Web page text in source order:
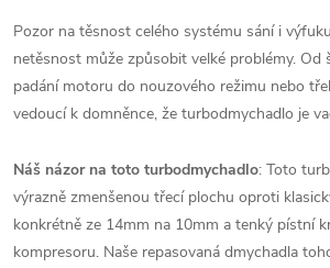
Pozor na těsnost celého systému sání i
netěsnost může způsobit velké problémy. Od
padání motoru do nouzového režimu nebo
vedoucí k domněnce, že turbodmychadlo je
Náš názor na toto turbodmychadlo: Toto
výrazně zmenšenou třecí plochu oproti
konkrétně ze 14mm na 10mm a tenký pístní
kompresoru. Naše repasovaná dmychadla